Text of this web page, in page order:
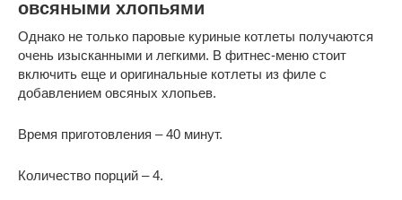
овсяными хлопьями
Однако не только паровые куриные котлеты получаются
очень изысканными и легкими. В фитнес-меню стоит
включить еще и оригинальные котлеты из филе с
добавлением овсяных хлопьев.
Время приготовления – 40 минут.
Количество порций – 4.